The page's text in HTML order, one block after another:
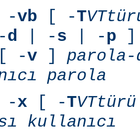
-vb [ -T
d | -s | -p ]
-v ] parola-
parola
-x [ -TVTtürü
kullanıcı